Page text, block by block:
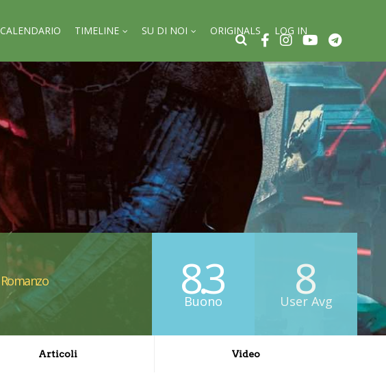
CALENDARIO TIMELINE SU DI NOI ORIGINALS LOG IN
Romanzo
8.3
Buono 8
User Avg
Articoli Video